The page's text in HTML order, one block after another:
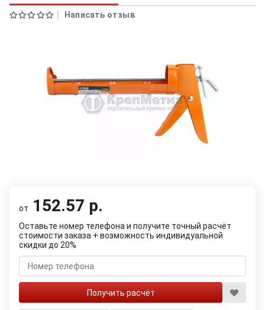
Написать отзыв
от 152.57 р.
Оставьте номер телефона и получите точный расчёт
стоимости заказа + возможность индивидуальной
скидки до 20%